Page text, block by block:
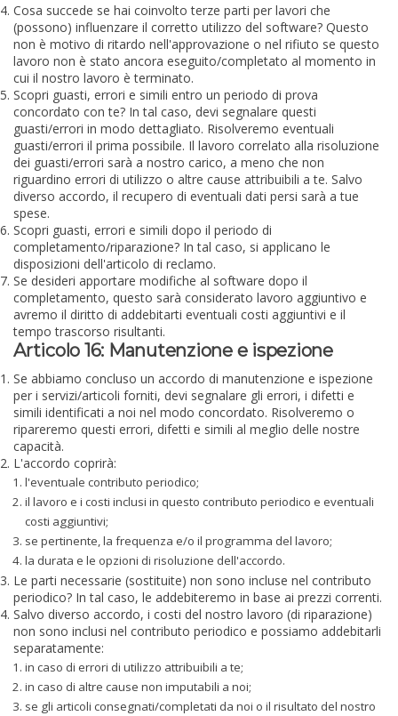
Cosa succede se hai coinvolto terze parti per lavori che
(possono) influenzare il corretto utilizzo del software? Questo
non è motivo di ritardo nell'approvazione o nel rifiuto se questo
lavoro non è stato ancora eseguito/completato al momento in
cui il nostro lavoro è terminato.
Scopri guasti, errori e simili entro un periodo di prova
concordato con te? In tal caso, devi segnalare questi
guasti/errori in modo dettagliato. Risolveremo eventuali
guasti/errori il prima possibile. Il lavoro correlato alla risoluzione
dei guasti/errori sarà a nostro carico, a meno che non
riguardino errori di utilizzo o altre cause attribuibili a te. Salvo
diverso accordo, il recupero di eventuali dati persi sarà a tue
spese.
Scopri guasti, errori e simili dopo il periodo di
completamento/riparazione? In tal caso, si applicano le
disposizioni dell'articolo di reclamo.
Se desideri apportare modifiche al software dopo il
completamento, questo sarà considerato lavoro aggiuntivo e
avremo il diritto di addebitarti eventuali costi aggiuntivi e il
tempo trascorso risultanti.
Articolo 16: Manutenzione e ispezione
Se abbiamo concluso un accordo di manutenzione e ispezione
per i servizi/articoli forniti, devi segnalare gli errori, i difetti e
simili identificati a noi nel modo concordato. Risolveremo o
ripareremo questi errori, difetti e simili al meglio delle nostre
capacità.
L'accordo coprirà:
l'eventuale contributo periodico;
il lavoro e i costi inclusi in questo contributo periodico e eventuali
costi aggiuntivi;
se pertinente, la frequenza e/o il programma del lavoro;
la durata e le opzioni di risoluzione dell'accordo.
Le parti necessarie (sostituite) non sono incluse nel contributo
periodico? In tal caso, le addebiteremo in base ai prezzi correnti.
Salvo diverso accordo, i costi del nostro lavoro (di riparazione)
non sono inclusi nel contributo periodico e possiamo addebitarli
separatamente:
in caso di errori di utilizzo attribuibili a te;
in caso di altre cause non imputabili a noi;
se gli articoli consegnati/completati da noi o il risultato del nostro